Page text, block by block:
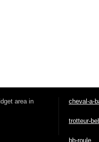
area in
cheval-a-
trotteur-
bb-roule